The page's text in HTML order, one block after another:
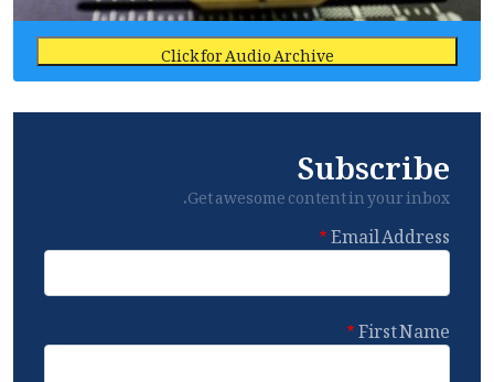
Click for Audio Archive
Subscribe
Get awesome content in your inbox.
Email Address
First Name